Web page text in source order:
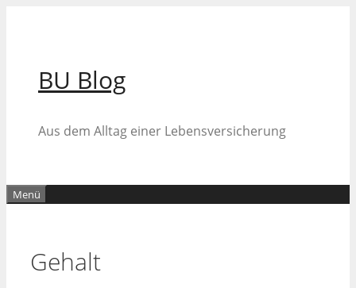
BU Blog
Aus dem Alltag einer Lebensversicherung
Menü
Gehalt